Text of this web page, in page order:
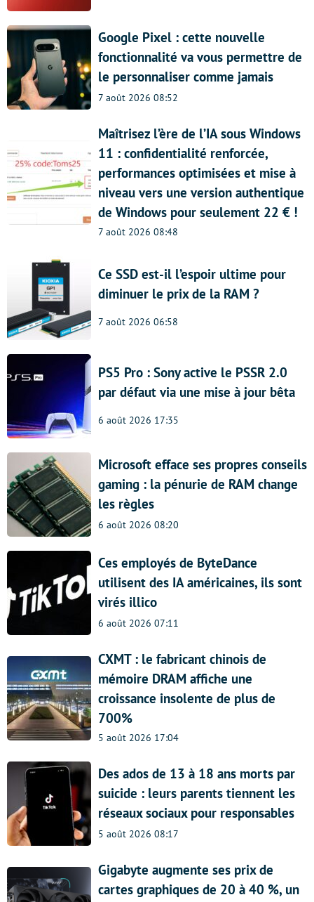
Google Pixel : cette nouvelle
fonctionnalité va vous permettre de
le personnaliser comme jamais
7 août 2026 08:52
Maîtrisez l’ère de l’IA sous Windows
11 : confidentialité renforcée,
performances optimisées et mise à
niveau vers une version authentique
de Windows pour seulement 22 € !
7 août 2026 08:48
Ce SSD est-il l’espoir ultime pour
diminuer le prix de la RAM ?
7 août 2026 06:58
PS5 Pro : Sony active le PSSR 2.0
par défaut via une mise à jour bêta
6 août 2026 17:35
Microsoft efface ses propres conseils
gaming : la pénurie de RAM change
les règles
6 août 2026 08:20
Ces employés de ByteDance
utilisent des IA américaines, ils sont
virés illico
6 août 2026 07:11
CXMT : le fabricant chinois de
mémoire DRAM affiche une
croissance insolente de plus de
700%
5 août 2026 17:04
Des ados de 13 à 18 ans morts par
suicide : leurs parents tiennent les
réseaux sociaux pour responsables
5 août 2026 08:17
Gigabyte augmente ses prix de
cartes graphiques de 20 à 40 %, un